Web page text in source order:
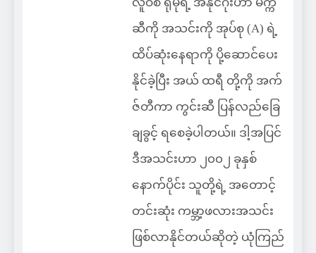
လူဝစ် ရိုမိုရဲ့ အနိုင်ဂိုးဟာ မက္က
ဆီကို အသင်းကို အုပ်စု (A) ရဲ့
ထိပ်ဆုံးနေရာကို ပို့ဆောင်ပေး
နိုင်ခဲ့ပြီး အယ် ထရီ တို့ကို အက်
ဇ်တီကာ ကွင်းဆီ ပြန်လည်ခြေ
ချခွင့် ရစေခဲ့ပါတယ်။ ဒါ့အပြင်
ဒီအသင်းဟာ ၂၀၀၂ ခုနှစ်
နောက်ပိုင်း သူတို့ရဲ့ အတောင့်
တင်းဆုံး ကမ္ဘာ့ဖလားအသင်း
ဖြစ်လာနိုင်တယ်ဆိုတဲ့ ယုံကြည်